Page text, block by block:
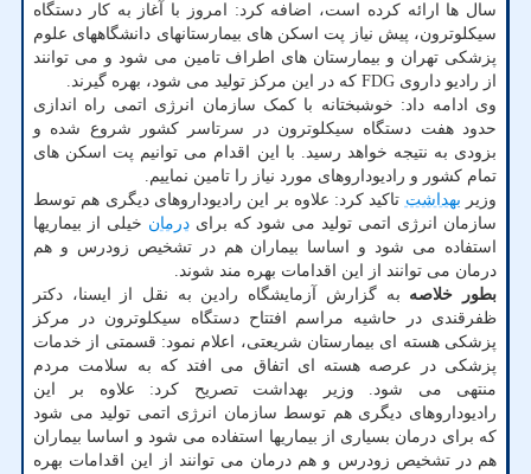
سال ها ارائه کرده است، اضافه کرد: امروز با آغاز به کار دستگاه
سیکلوترون، پیش نیاز پت اسکن های بیمارستانهای دانشگاههای علوم
پزشکی تهران و بیمارستان های اطراف تامین می شود و می توانند
از رادیو داروی FDG که در این مرکز تولید می شود، بهره گیرند.
وی ادامه داد: خوشبختانه با کمک سازمان انرژی اتمی راه اندازی
حدود هفت دستگاه سیکلوترون در سرتاسر کشور شروع شده و
بزودی به نتیجه خواهد رسید. با این اقدام می توانیم پت اسکن های
تمام کشور و رادیوداروهای مورد نیاز را تامین نماییم.
وزیر بهداشت تاکید کرد: علاوه بر این رادیوداروهای دیگری هم توسط
سازمان انرژی اتمی تولید می شود که برایدرمان خیلی از بیماریها
استفاده می شود و اساسا بیماران هم در تشخیص زودرس و هم
درمان می توانند از این اقدامات بهره مند شوند.
بطور خلاصه به گزارش آزمایشگاه رادین به نقل از ایسنا، دکتر
ظفرقندی در حاشیه مراسم افتتاح دستگاه سیکلوترون در مرکز
پزشکی هسته ای بیمارستان شریعتی، اعلام نمود: قسمتی از خدمات
پزشکی در عرصه هسته ای اتفاق می افتد که به سلامت مردم
منتهی می شود. وزیر بهداشت تصریح کرد: علاوه بر این
رادیوداروهای دیگری هم توسط سازمان انرژی اتمی تولید می شود
که برای درمان بسیاری از بیماریها استفاده می شود و اساسا بیماران
هم در تشخیص زودرس و هم درمان می توانند از این اقدامات بهره